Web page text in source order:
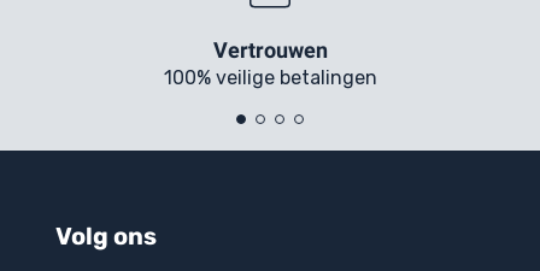
Vertrouwen
100% veilige betalingen
Volg ons